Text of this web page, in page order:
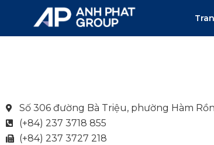
Số 306 đường Bà Triệu, phường Hàm
(+84) 237 3718 855
(+84) 237 3727 218